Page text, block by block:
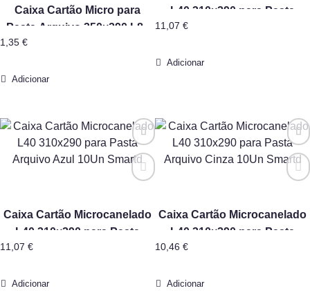
Caixa Cartão Micro para
Pasta Arquivo 350×290 L80
Verde 200AC para Pasta
1,35 €
Adicionar
L40 310×290 para Pasta
Arquivo Amarelo 10un
11,07 €
Adicionar
Caixa Cartão Microcanelado
L40 310×290 para Pasta
Arquivo Azul 10Un Smartd
11,07 €
Adicionar
Caixa Cartão Microcanelado
L40 310×290 para Pasta
Arquivo Cinza 10Un Smartd
10,46 €
Adicionar